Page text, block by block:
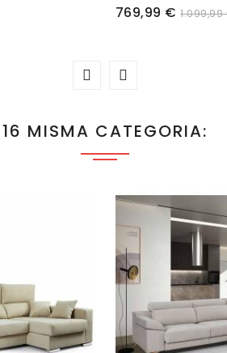
Precio
769,99 € 1.099,99
16 MISMA CATEGORIA: